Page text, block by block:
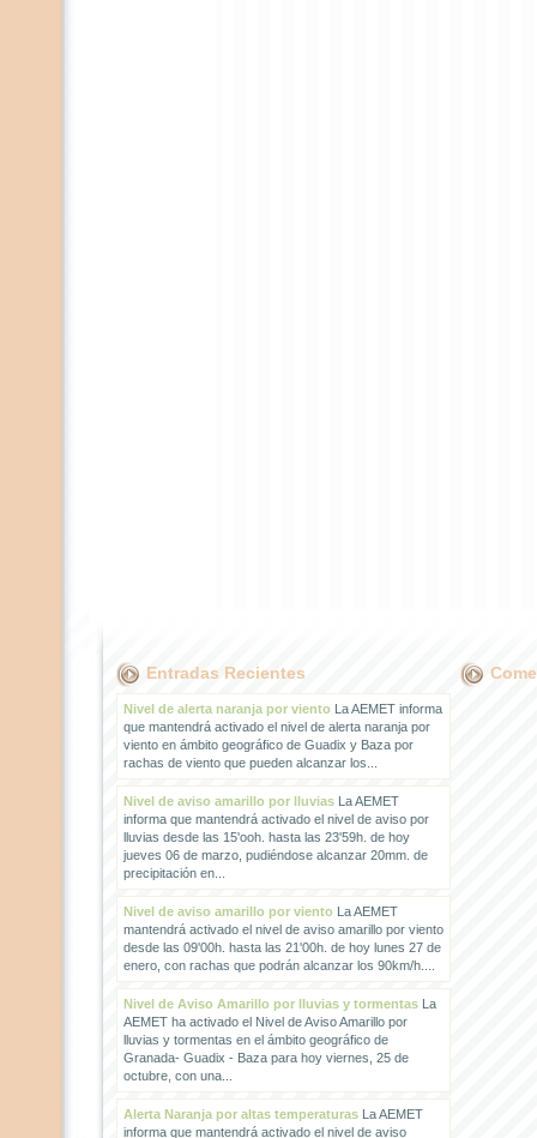
Entradas Recientes
Nivel de alerta naranja por vientoLa AEMET informa
que mantendrá activado el nivel de alerta naranja por
viento en ámbito geográfico de Guadix y Baza por
rachas de viento que pueden alcanzar los...
Nivel de aviso amarillo por lluviasLa AEMET
informa que mantendrá activado el nivel de aviso por
lluvias desde las 15'ooh. hasta las 23'59h. de hoy
jueves 06 de marzo, pudiéndose alcanzar 20mm. de
precipitación en...
Nivel de aviso amarillo por vientoLa AEMET
mantendrá activado el nivel de aviso amarillo por viento
desde las 09'00h. hasta las 21'00h. de hoy lunes 27 de
enero, con rachas que podrán alcanzar los 90km/h....
Nivel de Aviso Amarillo por lluvias y tormentasLa
AEMET ha activado el Nivel de Aviso Amarillo por
lluvias y tormentas en el ámbito geográfico de
Granada- Guadix - Baza para hoy viernes, 25 de
octubre, con una...
Alerta Naranja por altas temperaturasLa AEMET
informa que mantendrá activado el nivel de aviso